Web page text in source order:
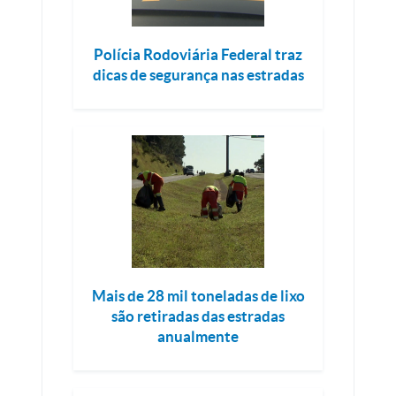
Polícia Rodoviária Federal traz
dicas de segurança nas estradas
Mais de 28 mil toneladas de lixo
são retiradas das estradas
anualmente